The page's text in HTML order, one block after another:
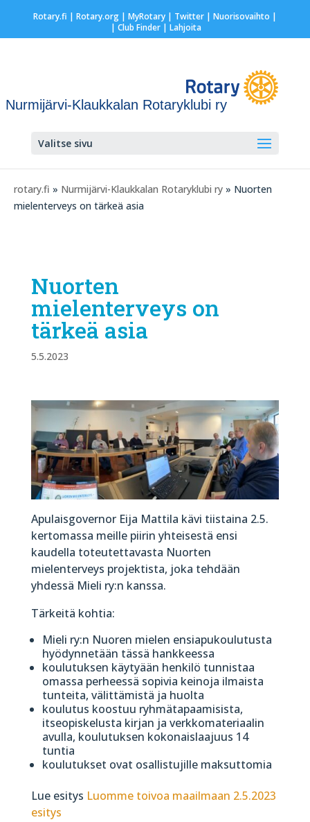
Rotary.fi | Rotary.org| MyRotary| Twitter| Nuorisovaihto |
| Club Finder| Lahjoita
Nurmijärvi-Klaukkalan Rotaryklubi ry
Valitse sivu
rotary.fi » Nurmijärvi-Klaukkalan Rotaryklubi ry » Nuorten
mielenterveys on tärkeä asia
Nuorten
mielenterveys on
tärkeä asia
5.5.2023
Apulaisgovernor Eija Mattila kävi tiistaina 2.5.
kertomassa meille piirin yhteisestä ensi
kaudella toteutettavasta Nuorten
mielenterveys projektista, joka tehdään
yhdessä Mieli ry:n kanssa.
Tärkeitä kohtia:
Mieli ry:n Nuoren mielen ensiapukoulutusta
hyödynnetään tässä hankkeessa
koulutuksen käytyään henkilö tunnistaa
omassa perheessä sopivia keinoja ilmaista
tunteita, välittämistä ja huolta
koulutus koostuu ryhmätapaamisista,
itseopiskelusta kirjan ja verkkomateriaalin
avulla, koulutuksen kokonaislaajuus 14
tuntia
koulutukset ovat osallistujille maksuttomia
Lue esitys Luomme toivoa maailmaan 2.5.2023
esitys